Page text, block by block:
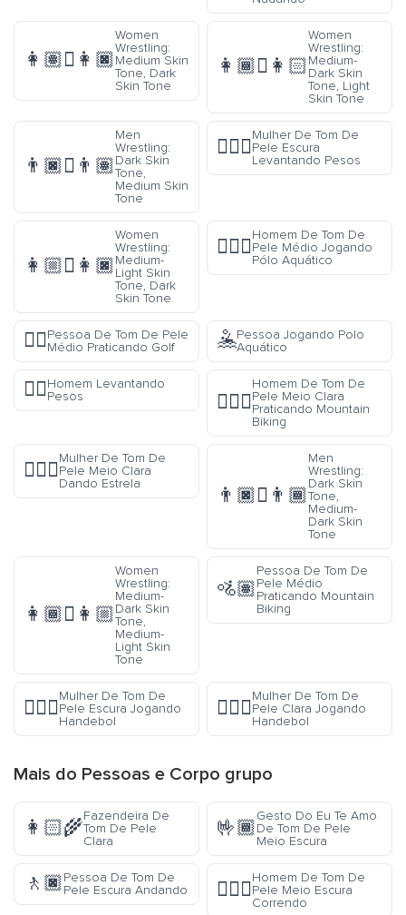
👩🏽‍🫯‍👩🏿
Women
Wrestling:
Medium Skin
Tone, Dark
Skin Tone
👩🏾‍🫯‍👩🏻
Women
Wrestling:
Medium-
Dark Skin
Tone, Light
Skin Tone
👨🏿‍🫯‍👨🏽
Men
Wrestling:
Dark Skin
Tone,
Medium Skin
Tone
🏋🏿‍♀️
Mulher De Tom De
Pele Escura
Levantando Pesos
👩🏼‍🫯‍👩🏿
Women
Wrestling:
Medium-
Light Skin
Tone, Dark
Skin Tone
🤽🏽‍♂️
Homem De Tom De
Pele Médio Jogando
Pólo Aquático
🏌🏽Pessoa De Tom De Pele
Médio Praticando Golf
🤽Pessoa Jogando Polo
Aquático
🏋️‍♂️Homem Levantando
Pesos
🚵🏼‍♂️
Homem De Tom De
Pele Meio Clara
Praticando Mountain
Biking
🤸🏼‍♀️
Mulher De Tom De
Pele Meio Clara
Dando Estrela
👨🏿‍🫯‍👨🏾
Men
Wrestling:
Dark Skin
Tone,
Medium-
Dark Skin
Tone
👩🏾‍🫯‍👩🏼
Women
Wrestling:
Medium-
Dark Skin
Tone,
Medium-
Light Skin
Tone
🚵🏽
Pessoa De Tom De
Pele Médio
Praticando Mountain
Biking
🤾🏿‍♀️
Mulher De Tom De
Pele Escura Jogando
Handebol
🤾🏻‍♀️
Mulher De Tom De
Pele Clara Jogando
Handebol
Mais do Pessoas e Corpo grupo
👩🏻‍🌾
Fazendeira De
Tom De Pele
Clara
🤟🏾
Gesto Do Eu Te Amo
De Tom De Pele
Meio Escura
🚶🏿Pessoa De Tom De
Pele Escura Andando
🏃🏾‍♂️
Homem De Tom De
Pele Meio Escura
Correndo